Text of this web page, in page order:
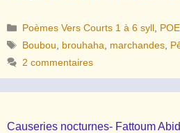
Catégories
Poèmes Vers Courts 1 à 6 syll
Étiquettes
Boubou brouhaha marchandes
2 commentaires
Causeries nocturnes- Fattoum